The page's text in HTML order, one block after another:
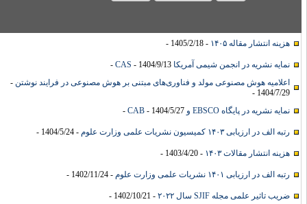
هزینه انتشار مقاله ۱۴۰۵ - 1405/2/18 -
نمایه نشریه در انجمن شیمی آمریکا CAS- 1404/9/13 -
اعلامیه هوش مصنوعی مولد و فناوری‌های مبتنی بر هوش مصنوعی در فرایند نوشتن-
1404/7/29 -
نمایه نشریه در پایگاه EBSCO و CAB
- 1404/5/27 -
رتبه الف در ارزیابی ۱۴۰۳ کمیسیون نشریات علمی وزارت علوم - 1404/5/24 -
هزینه انتشار مقالات ۱۴۰۳ - 1403/4/20 -
رتبه الف در ارزیابی ۱۴۰۱ نشریات علمی وزارت علوم - 1402/11/24 -
ضریب تاثیر علمی مجله SJIF سال ۲۰۲۲
- 1402/10/21 -